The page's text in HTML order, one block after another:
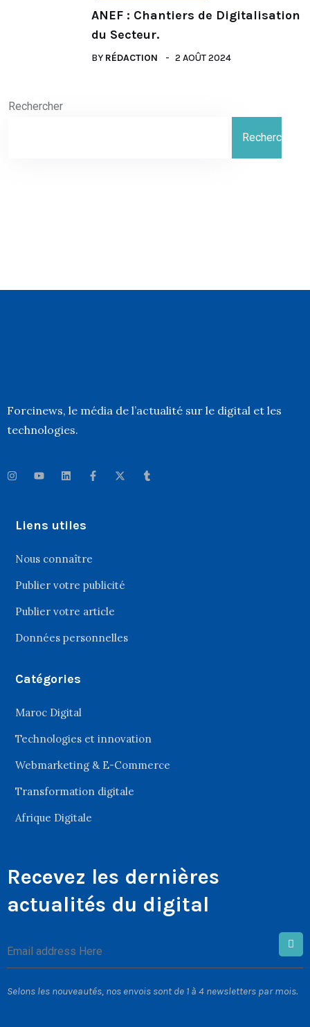
ANEF : Chantiers de Digitalisation
du Secteur.
BY RÉDACTION 2 AOÛT 2024
Rechercher
Rechercher
Forcinews, le média de l’actualité sur le digital et les
technologies.
Liens utiles
Nous connaître
Publier votre publicité
Publier votre article
Données personnelles
Catégories
Maroc Digital
Technologies et innovation
Webmarketing & E-Commerce
Transformation digitale
Afrique Digitale
Recevez les dernières
actualités du digital
Selons les nouveautés, nos envois sont de 1 à 4 newsletters par mois.